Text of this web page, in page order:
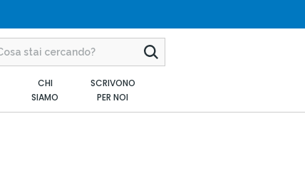
CHI
SIAMO
SCRIVONO
PER NOI